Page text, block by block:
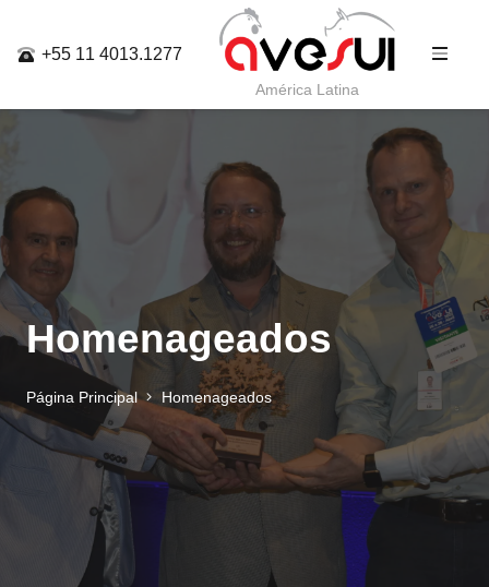
+55 11 4013.1277
América Latina
Homenageados
Página Principal Homenageados